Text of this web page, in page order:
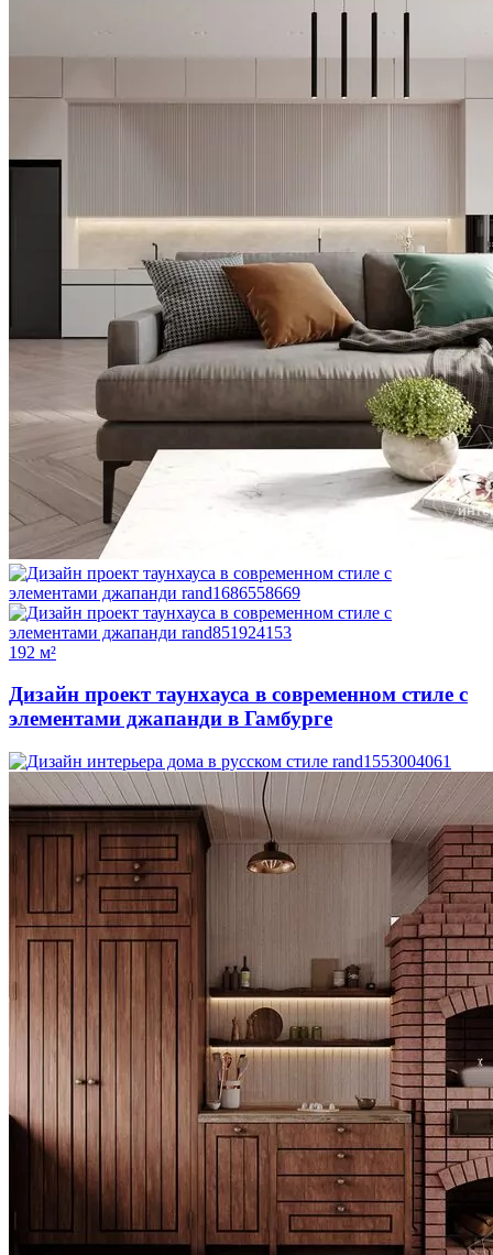
192 м²
Дизайн проект таунхауса в современном стиле с
элементами джапанди в Гамбурге